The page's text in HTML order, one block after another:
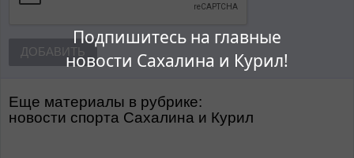
Подпишитесь на главные
новости Сахалина и Курил!
ДОБАВИТЬ
Еще материалы в рубрике:
Новости спорта Сахалина и Курил